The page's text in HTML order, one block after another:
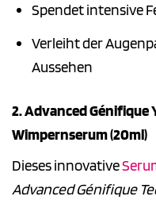
Spendet intensive
Verleiht der
Aussehen
2. Advanced Génifique
Wimpernserum (20ml)
Dieses innovative
Advanced Génifique